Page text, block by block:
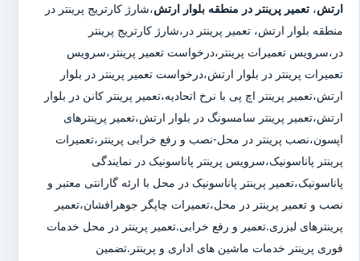
ارتش، تعمیر پرینتر در منطقه بلوار ارتش،شارژ کارتریج پرینتر در
منطقه بلوار ارتش، تعمیر پرینتر در،شارژ کارتریج پرینتر
در،سرویس تعمیرات پرینتر،درخواست تعمیر پرینتر،سرویس
تعمیرات پرینتر در بلوار ارتش،درخواست تعمیر پرینتر در بلوار
ارتش،تعمیر پرینتر اچ پی با نرخ اتحادیه،تعمیر پرینتر کانن در بلوار
ارتش،تعمیر پرینتر سامسونگ در بلوار ارتش،تعمیر پرینترهای
اپسون،نصب پرینتر در محل-نصب و رفع خرابی پرینتر،تعمیرات
پرینتر پاناسونیک،سرویس پرینتر پاناسونیک در نمایندگی
پاناسونیک،تعمیر پرینتر پاناسونیک در محل با ارئه گارانتی معتبر و
نصب و تعمیر پرینتر در محل،تعمیرات چاپگر جوهرافشان،تعمیر
پرینترهای لیزری.تعمیر و رفع خرابی.تعمیر پرینتر در محل خدمات
فوری پرینتر خدمات ماشین های اداری و پرینتر.تضمین